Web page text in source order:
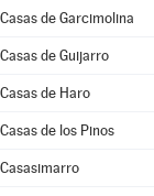
Casas de Garcimolina
Casas de Guijarro
Casas de Haro
Casas de los Pinos
Casasimarro